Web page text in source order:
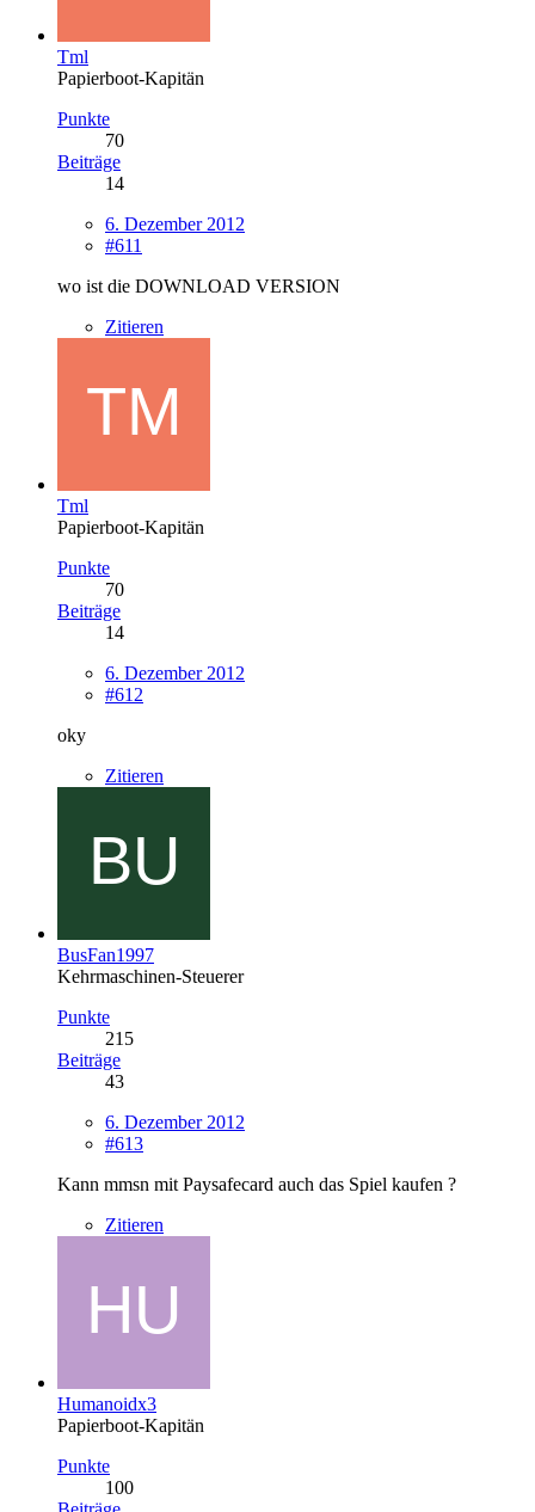
Tml
Papierboot-Kapitän
Punkte
70
Beiträge
14
6. Dezember 2012
#611
wo ist die DOWNLOAD VERSION
Zitieren
Tml
Papierboot-Kapitän
Punkte
70
Beiträge
14
6. Dezember 2012
#612
oky
Zitieren
BusFan1997
Kehrmaschinen-Steuerer
Punkte
215
Beiträge
43
6. Dezember 2012
#613
Kann mmsn mit Paysafecard auch das Spiel kaufen ?
Zitieren
Humanoidx3
Papierboot-Kapitän
Punkte
100